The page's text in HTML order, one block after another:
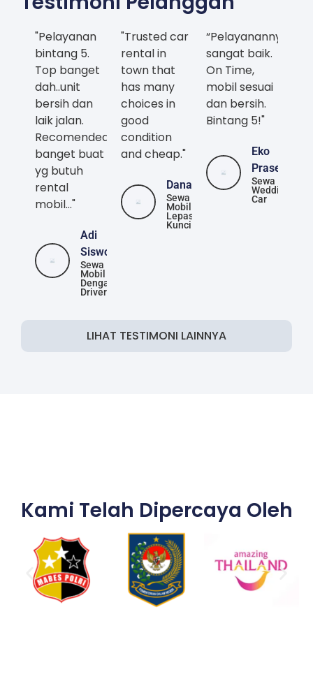
"Pelayanan
bintang 5.
Top banget
dah..unit
bersih dan
laik jalan.
Recomended
banget buat
yg butuh
rental
mobil..."
Adi
Siswoyo
Sewa
Mobil
Dengan
Driver
"Trusted car
rental in
town that
has many
choices in
good
condition
and cheap."
Danang
Sewa
Mobil
Lepas
Kunci
“Pelayanannya
sangat baik.
On Time,
mobil sesuai
dan bersih.
Bintang 5!"
Eko
Prasetya
Sewa
Wedding
Car
LIHAT TESTIMONI LAINNYA
Kami Telah Dipercaya Oleh